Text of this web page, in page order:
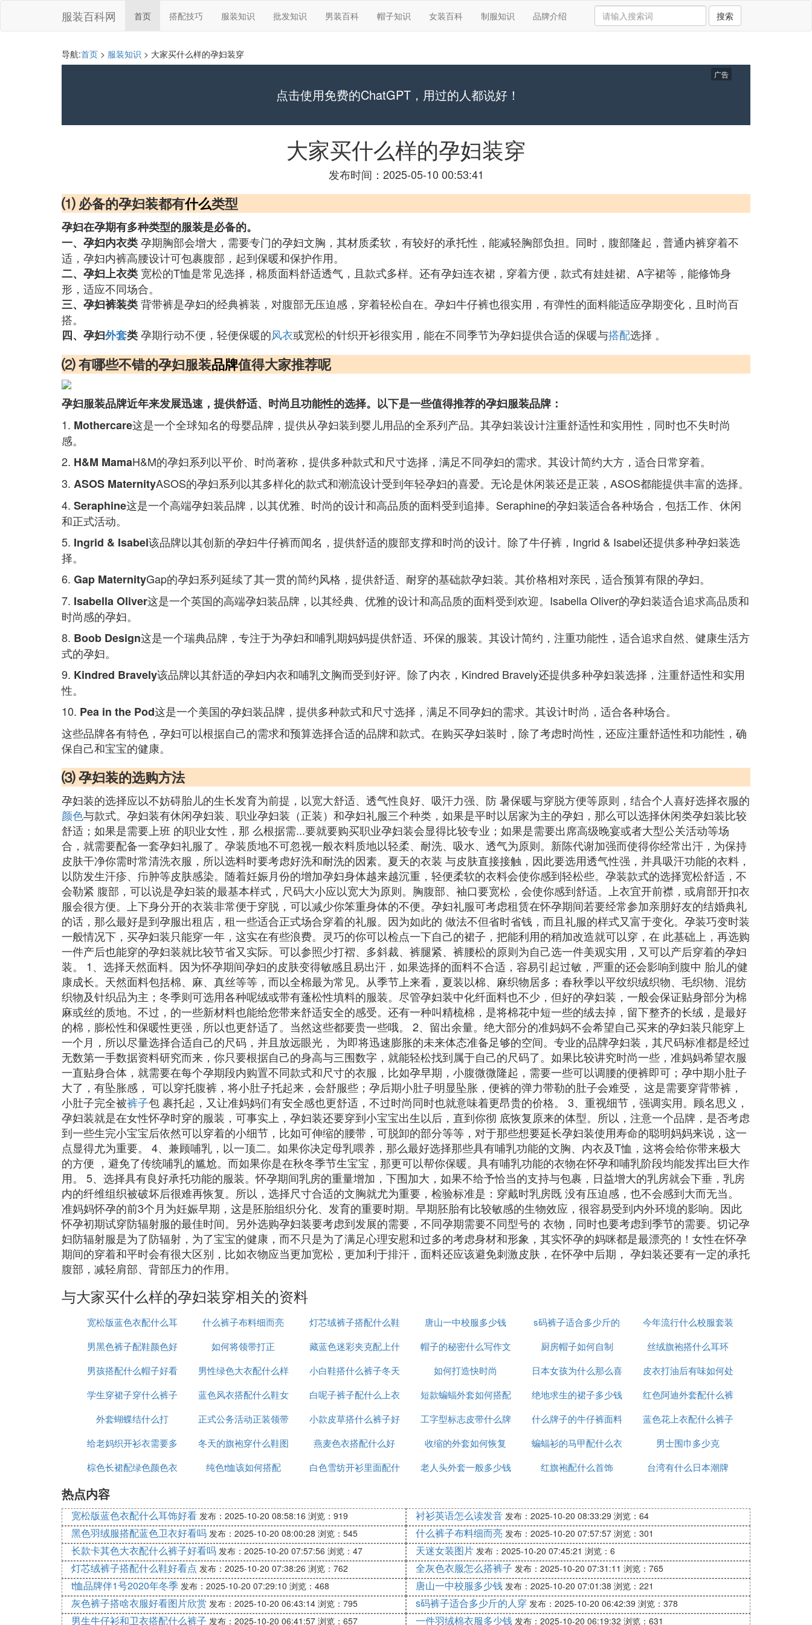
服装百科网 首页 搭配技巧 服装知识 批发知识 男装百科 帽子知识 女装百科 制服知识 品牌介绍 搜索
导航:首页 > 服装知识 > 大家买什么样的孕妇装穿
点击使用免费的ChatGPT，用过的人都说好！
广告
大家买什么样的孕妇装穿
发布时间：2025-05-10 00:53:41
⑴ 必备的孕妇装都有什么类型
孕妇在孕期有多种类型的服装是必备的。
一、孕妇内衣类孕期胸部会增大，需要专门的孕妇文胸，其材质柔软，有较好的承托性，能减轻胸部负担。同时，腹部隆起，普通内裤穿着不
适，孕妇内裤高腰设计可包裹腹部，起到保暖和保护作用。
二、孕妇上衣类 宽松的T恤是常见选择，棉质面料舒适透气，且款式多样。还有孕妇连衣裙，穿着方便，款式有娃娃裙、A字裙等，能修饰身
形，适应不同场合。
三、孕妇裤装类背带裤是孕妇的经典裤装，对腹部无压迫感，穿着轻松自在。孕妇牛仔裤也很实用，有弹性的面料能适应孕期变化，且时尚百
搭。
四、孕妇外套类孕期行动不便，轻便保暖的风衣或宽松的针织开衫很实用，能在不同季节为孕妇提供合适的保暖与搭配选择 。
⑵ 有哪些不错的孕妇服装品牌值得大家推荐呢
孕妇服装品牌近年来发展迅速，提供舒适、时尚且功能性的选择。以下是一些值得推荐的孕妇服装品牌：
1. Mothercare这是一个全球知名的母婴品牌，提供从孕妇装到婴儿用品的全系列产品。其孕妇装设计注重舒适性和实用性，同时也不失时尚
感。
2. H&M MamaH&M的孕妇系列以平价、时尚著称，提供多种款式和尺寸选择，满足不同孕妇的需求。其设计简约大方，适合日常穿着。
3. ASOS MaternityASOS的孕妇系列以其多样化的款式和潮流设计受到年轻孕妇的喜爱。无论是休闲装还是正装，ASOS都能提供丰富的选择。
4. Seraphine这是一个高端孕妇装品牌，以其优雅、时尚的设计和高品质的面料受到追捧。Seraphine的孕妇装适合各种场合，包括工作、休闲
和正式活动。
5. Ingrid & Isabel该品牌以其创新的孕妇牛仔裤而闻名，提供舒适的腹部支撑和时尚的设计。除了牛仔裤，Ingrid & Isabel还提供多种孕妇装选
择。
6. Gap MaternityGap的孕妇系列延续了其一贯的简约风格，提供舒适、耐穿的基础款孕妇装。其价格相对亲民，适合预算有限的孕妇。
7. Isabella Oliver这是一个英国的高端孕妇装品牌，以其经典、优雅的设计和高品质的面料受到欢迎。Isabella Oliver的孕妇装适合追求高品质和
时尚感的孕妇。
8. Boob Design这是一个瑞典品牌，专注于为孕妇和哺乳期妈妈提供舒适、环保的服装。其设计简约，注重功能性，适合追求自然、健康生活方
式的孕妇。
9. Kindred Bravely该品牌以其舒适的孕妇内衣和哺乳文胸而受到好评。除了内衣，Kindred Bravely还提供多种孕妇装选择，注重舒适性和实用
性。
10. Pea in the Pod这是一个美国的孕妇装品牌，提供多种款式和尺寸选择，满足不同孕妇的需求。其设计时尚，适合各种场合。
这些品牌各有特色，孕妇可以根据自己的需求和预算选择合适的品牌和款式。在购买孕妇装时，除了考虑时尚性，还应注重舒适性和功能性，确
保自己和宝宝的健康。
⑶ 孕妇装的选购方法
孕妇装的选择应以不妨碍胎儿的生长发育为前提，以宽大舒适、透气性良好、吸汗力强、防 暑保暖与穿脱方便等原则，结合个人喜好选择衣服的
颜色与款式。孕妇装有休闲孕妇装、职业孕妇装（正装）和孕妇礼服三个种类，如果是平时以居家为主的孕妇，那么可以选择休闲类孕妇装比较
舒适；如果是需要上班 的职业女性，那 么根据需...要就要购买职业孕妇装会显得比较专业；如果是需要出席高级晚宴或者大型公关活动等场
合，就需要配备一套孕妇礼服了。孕装质地不可忽视一般衣料质地以轻柔、耐洗、吸水、透气为原则。新陈代谢加强而使得你经常出汗，为保持
皮肤干净你需时常清洗衣服，所以选料时要考虑好洗和耐洗的因素。夏天的衣装 与皮肤直接接触，因此要选用透气性强，并具吸汗功能的衣料，
以防发生汗疹、疖肿等皮肤感染。随着妊娠月份的增加孕妇身体越来越沉重，轻便柔软的衣料会使你感到轻松些。孕装款式的选择宽松舒适，不
会勒紧 腹部，可以说是孕妇装的最基本样式，尺码大小应以宽大为原则。胸腹部、袖口要宽松，会使你感到舒适。上衣宜开前襟，或肩部开扣衣
服会很方便。上下身分开的衣装非常便于穿脱，可以减少你笨重身体的不便。孕妇礼服可考虑租赁在怀孕期间若要经常参加亲朋好友的结婚典礼
的话，那么最好是到孕服出租店，租一些适合正式场合穿着的礼服。因为如此的 做法不但省时省钱，而且礼服的样式又富于变化。孕装巧变时装
一般情况下，买孕妇装只能穿一年，这实在有些浪费。灵巧的你可以检点一下自己的裙子，把能利用的稍加改造就可以穿，在 此基础上，再选购
一件产后也能穿的孕妇装就比较节省又实际。可以参照少打褶、多斜裁、裤腿紧、裤腰松的原则为自己选一件美观实用，又可以产后穿着的孕妇
装。 1、选择天然面料。因为怀孕期间孕妇的皮肤变得敏感且易出汗，如果选择的面料不合适，容易引起过敏，严重的还会影响到腹中 胎儿的健
康成长。天然面料包括棉、麻、真丝等等，而以全棉最为常见。从季节上来看，夏装以棉、麻织物居多；春秋季以平纹织绒织物、毛织物、混纺
织物及针织品为主；冬季则可选用各种呢绒或带有蓬松性填料的服装。尽管孕妇装中化纤面料也不少，但好的孕妇装，一般会保证贴身部分为棉
麻或丝的质地。不过，的一些新材料也能给您带来舒适安全的感受。还有一种叫精梳棉，是将棉花中短一些的绒去掉，留下整齐的长绒，是最好
的棉，膨松性和保暖性更强，所以也更舒适了。当然这些都要贵一些哦。 2、留出余量。绝大部分的准妈妈不会希望自己买来的孕妇装只能穿上
一个月，所以尽量选择合适自己的尺码，并且放远眼光， 为即将迅速膨胀的未来体态准备足够的空间。专业的品牌孕妇装，其尺码标准都是经过
无数第一手数据资料研究而来，你只要根据自己的身高与三围数字，就能轻松找到属于自己的尺码了。如果比较讲究时尚一些，准妈妈希望衣服
一直贴身合体，就需要在每个孕期段内购置不同款式和尺寸的衣服，比如孕早期，小腹微微隆起，需要一些可以调腰的便裤即可；孕中期小肚子
大了，有坠胀感， 可以穿托腹裤，将小肚子托起来，会舒服些；孕后期小肚子明显坠胀，便裤的弹力带勒的肚子会难受， 这是需要穿背带裤，
小肚子完全被裤子包 裹托起，又让准妈妈们有安全感也更舒适，不过时尚同时也就意味着更昂贵的价格。 3、重视细节，强调实用。顾名思义，
孕妇装就是在女性怀孕时穿的服装，可事实上，孕妇装还要穿到小宝宝出生以后，直到你彻 底恢复原来的体型。所以，注意一个品牌，是否考虑
到一些生完小宝宝后依然可以穿着的小细节，比如可伸缩的腰带，可脱卸的部分等等，对于那些想要延长孕妇装使用寿命的聪明妈妈来说，这一
点显得尤为重要。 4、兼顾哺乳，以一顶二。如果你决定母乳喂养，那么最好选择那些具有哺乳功能的文胸、内衣及T恤，这将会给你带来极大
的方便 ，避免了传统哺乳的尴尬。而如果你是在秋冬季节生宝宝，那更可以帮你保暖。具有哺乳功能的衣物在怀孕和哺乳阶段均能发挥出巨大作
用。 5、选择具有良好承托功能的服装。怀孕期间乳房的重量增加，下围加大，如果不给予恰当的支持与包裹，日益增大的乳房就会下垂，乳房
内的纤维组织被破坏后很难再恢复。所以，选择尺寸合适的文胸就尤为重要，检验标准是：穿戴时乳房既 没有压迫感，也不会感到大而无当。
准妈妈怀孕的前3个月为妊娠早期，这是胚胎组织分化、发育的重要时期。早期胚胎有比较敏感的生物效应，很容易受到内外环境的影响。因此
怀孕初期试穿防辐射服的最佳时间。另外选购孕妇装要考虑到发展的需要，不同孕期需要不同型号的 衣物，同时也要考虑到季节的需要。切记孕
妇防辐射服是为了防辐射，为了宝宝的健康，而不只是为了满足心理安慰和过多的考虑身材和形象，其实怀孕的妈咪都是最漂亮的！女性在怀孕
期间的穿着和平时会有很大区别，比如衣物应当更加宽松，更加利于排汗，面料还应该避免刺激皮肤，在怀孕中后期， 孕妇装还要有一定的承托
腹部，减轻肩部、背部压力的作用。
与大家买什么样的孕妇装穿相关的资料
宽松版蓝色衣配什么耳
饰好看
什么裤子布料细而亮
灯芯绒裤子搭配什么鞋
好看点
唐山一中校服多少钱
s码裤子适合多少斤的
人穿
今年流行什么校服套装
男黑色裤子配鞋颜色好
看吗
如何将领带打正
藏蓝色迷彩夹克配上什
么裤子
帽子的秘密什么写作文 厨房帽子如何自制
丝绒旗袍搭什么耳环
男孩搭配什么帽子好看
图片大全集
男性绿色大衣配什么样
的裤子
小白鞋搭什么裤子冬天 如何打造快时尚
日本女孩为什么那么喜
欢穿裙子
皮衣打油后有味如何处
理
学生穿裙子穿什么裤子
好看
蓝色风衣搭配什么鞋女
白呢子裤子配什么上衣
好看
短款蝙蝠外套如何搭配 绝地求生的裙子多少钱
红色阿迪外套配什么裤
子图片
外套蝴蝶结什么打
正式公务活动正装领带
的颜色
小款皮草搭什么裤子好
看图片欣赏
工字型标志皮带什么牌
子
什么牌子的牛仔裤面料
好
蓝色花上衣配什么裤子
图片
给老妈织开衫衣需要多
少线
冬天的旗袍穿什么鞋图
片欣赏
燕麦色衣搭配什么好 收缩的外套如何恢复
蝙蝠衫的马甲配什么衣
服好看
男士围巾多少克
棕色长裙配绿色颜色衣
纯色t恤该如何搭配
白色雪纺开衫里面配什
老人头外套一般多少钱 红旗袍配什么首饰 台湾有什么日本潮牌
热点内容
宽松版蓝色衣配什么耳饰好看 发布：2025-10-20 08:58:16 浏览：919 衬衫英语怎么读发音 发布：2025-10-20 08:33:29 浏览：64
黑色羽绒服搭配蓝色卫衣好看吗 发布：2025-10-20 08:00:28 浏览：545 什么裤子布料细而亮 发布：2025-10-20 07:57:57 浏览：301
长款卡其色大衣配什么裤子好看吗 发布：2025-10-20 07:57:56 浏览：47 天迷女装图片 发布：2025-10-20 07:45:21 浏览：6
灯芯绒裤子搭配什么鞋好看点 发布：2025-10-20 07:38:26 浏览：762 全灰色衣服怎么搭裤子 发布：2025-10-20 07:31:11 浏览：765
t恤品牌伴1号2020年冬季 发布：2025-10-20 07:29:10 浏览：468 唐山一中校服多少钱 发布：2025-10-20 07:01:38 浏览：221
灰色裤子搭啥衣服好看图片欣赏 发布：2025-10-20 06:43:14 浏览：795 s码裤子适合多少斤的人穿 发布：2025-10-20 06:42:39 浏览：378
男生牛仔衫和卫衣搭配什么裤子 发布：2025-10-20 06:41:57 浏览：657 一件羽绒棉衣服多少钱 发布：2025-10-20 06:19:32 浏览：631